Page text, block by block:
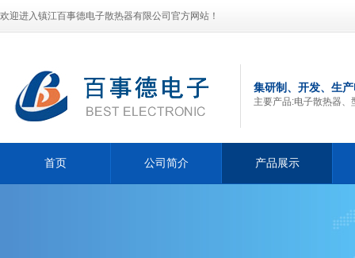
欢迎进入镇江百事德电子散热器有限公司官方网站！
集研制、开发、生
主要产品:电子散热器
首页 公司简介 产品展示